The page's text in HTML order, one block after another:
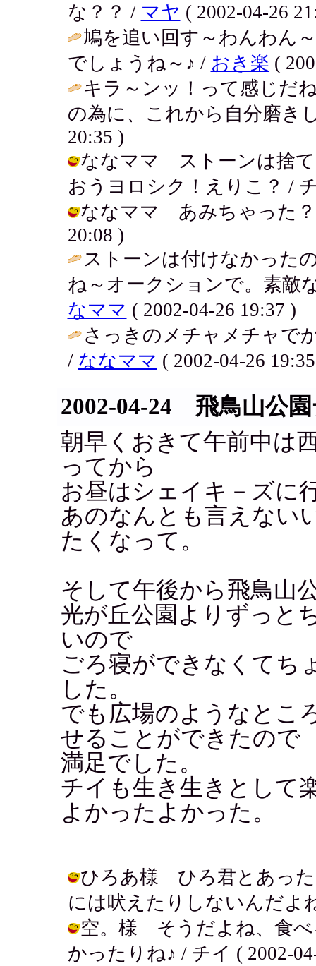
な？？ / マヤ ( 2002-04-26
鳩を追い回す～わんわん
でしょうね～♪ / おき楽 (
キラ～ンッ！って感じだ
の為に、これから自分磨
20:35 )
ななママ ストーンは捨
おうヨロシク！えりこ？ /
ななママ あみちゃった？
20:08 )
ストーンは付けなかった
ね～オークションで。素敵
なママ ( 2002-04-26 19:37 )
さっきのメチャメチャで
/ ななママ ( 2002-04-26
2002-04-24 飛鳥山公
朝早くおきて午前中は
ってから
お昼はシェイキ－ズに
あのなんとも言えない
たくなって。
そして午後から飛鳥山
光が丘公園よりずっと
いので
ごろ寝ができなくてち
した。
でも広場のようなとこ
せることができたので
満足でした。
チイも生き生きとして
よかったよかった。
ひろあ様 ひろ君とあった
には吠えたりしないんだよ
空。様 そうだよね、食べ
かったりね♪ / チイ ( 2002-